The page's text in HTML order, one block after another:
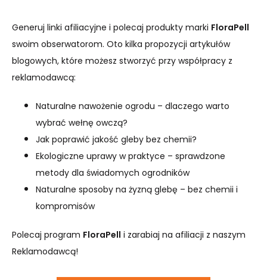
Generuj linki afiliacyjne i polecaj produkty marki FloraPell
swoim obserwatorom. Oto kilka propozycji artykułów
blogowych, które możesz stworzyć przy współpracy z
reklamodawcą:
Naturalne nawożenie ogrodu – dlaczego warto
wybrać wełnę owczą?
Jak poprawić jakość gleby bez chemii?
Ekologiczne uprawy w praktyce – sprawdzone
metody dla świadomych ogrodników
Naturalne sposoby na żyzną glebę – bez chemii i
kompromisów
Polecaj program FloraPell i zarabiaj na afiliacji z naszym
Reklamodawcą!